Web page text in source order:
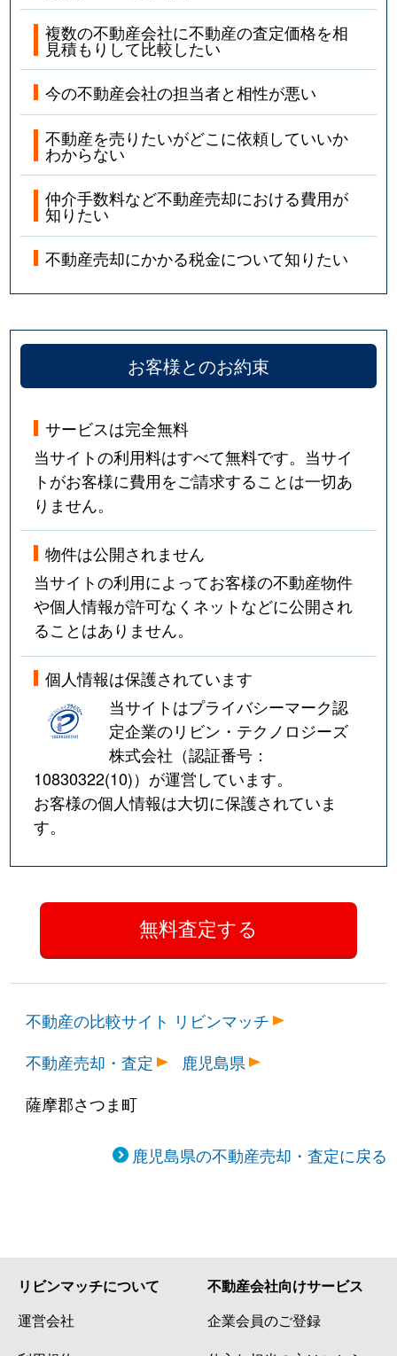
複数の不動産会社に不動産の査定価格を相
見積もりして比較したい
今の不動産会社の担当者と相性が悪い
不動産を売りたいがどこに依頼していいか
わからない
仲介手数料など不動産売却における費用が
知りたい
不動産売却にかかる税金について知りたい
お客様とのお約束
サービスは完全無料
当サイトの利用料はすべて無料です。当サイ
トがお客様に費用をご請求することは一切あ
りません。
物件は公開されません
当サイトの利用によってお客様の不動産物件
や個人情報が許可なくネットなどに公開され
ることはありません。
個人情報は保護されています
当サイトはプライバシーマーク認
定企業のリビン・テクノロジーズ
株式会社（認証番号：
10830322(10)）が運営しています。
お客様の個人情報は大切に保護されていま
す。
不動産の比較サイト リビンマッチ
不動産売却・査定
鹿児島県
薩摩郡さつま町
鹿児島県の不動産売却・査定に戻る
リビンマッチについて
運営会社
不動産会社向けサービス
企業会員のご登録